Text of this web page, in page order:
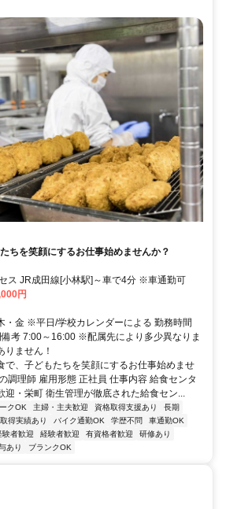
ちを笑顔にするお仕事始めませんか？
小林駅 アクセス JR成田線[小林駅]～車で4分 ※車通勤可
円
・金 ※平日/学校カレンダーによる 勤務時間
考 7:00～16:00 ※配属先により多少異なりま
ません！
で、子どもたちを笑顔にするお仕事始めませ
調理師 雇用形態 正社員 仕事内容 給食センタ
・栄町 衛生管理が徹底された給食セン...
クOK 主婦・主夫歓迎 資格取得支援あり
長期
得実績あり バイク通勤OK 学歴不問
車通勤OK
験者歓迎 経験者歓迎 有資格者歓迎
研修あり
あり ブランクOK